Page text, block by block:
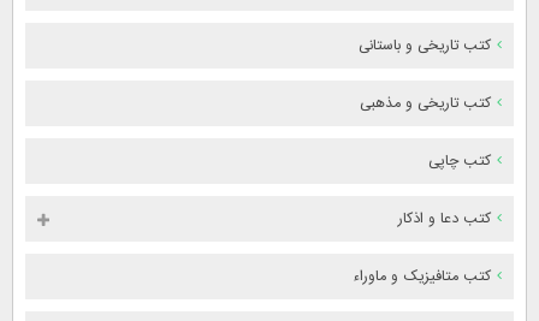
کتب تاریخی و باستانی
کتب تاریخی و مذهبی
کتب چاپی
کتب دعا و اذکار
کتب متافیزیک و ماوراء